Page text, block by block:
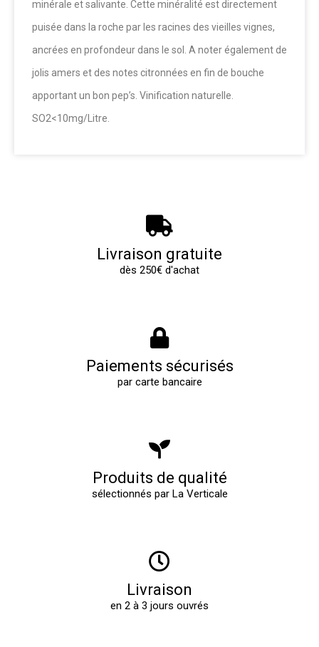
minérale et salivante. Cette minéralité est directement
puisée dans la roche par les racines des vieilles vignes,
ancrées en profondeur dans le sol. A noter également de
jolis amers et des notes citronnées en fin de bouche
apportant un bon pep’s. Vinification naturelle.
SO2<10mg/Litre.
Livraison gratuite
dès 250€ d'achat
Paiements sécurisés
par carte bancaire
Produits de qualité
sélectionnés par La Verticale
Livraison
en 2 à 3 jours ouvrés